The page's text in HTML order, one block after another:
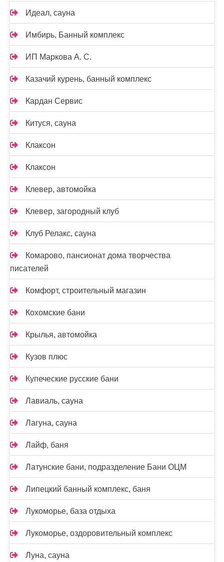
Идеал, сауна
Имбирь, Банный комплекс
ИП Маркова А. С.
Казачий курень, банный комплекс
Кардан Сервис
Китуся, сауна
Клаксон
Клаксон
Клевер, автомойка
Клевер, загородный клуб
Клуб Релакс, сауна
Комарово, пансионат дома творчества
писателей
Комфорт, строительный магазин
Кохомские бани
Крылья, автомойка
Кузов плюс
Купеческие русские бани
Лавиаль, сауна
Лагуна, сауна
Лайф, баня
Латунские бани, подразделение Бани ОЦМ
Липецкий банный комплекс, баня
Лукоморье, база отдыха
Лукоморье, оздоровительный комплекс
Луна, сауна